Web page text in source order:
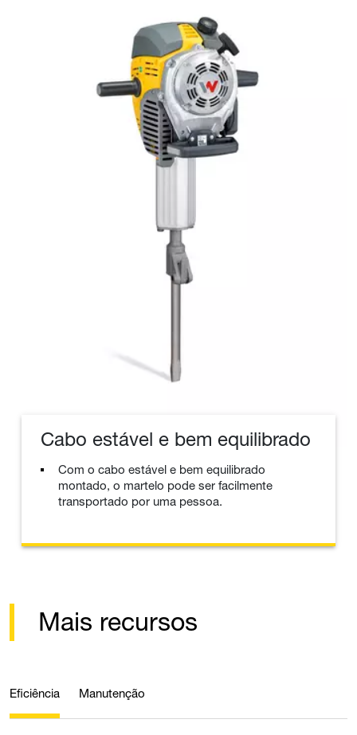
Cabo estável e bem equilibrado
Com o cabo estável e bem equilibrado
montado, o martelo pode ser facilmente
transportado por uma pessoa.
Mais recursos
Eficiência Manutenção